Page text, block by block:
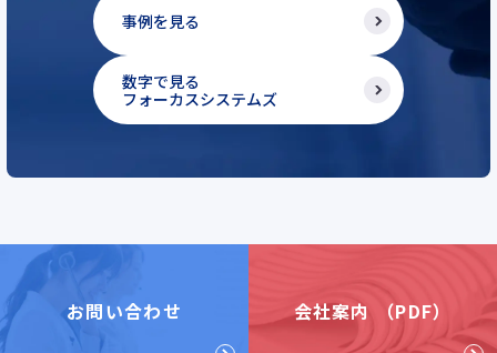
事例を見る
数字で見る
フォーカスシステムズ
お問い合わせ 会社案内 （PDF）